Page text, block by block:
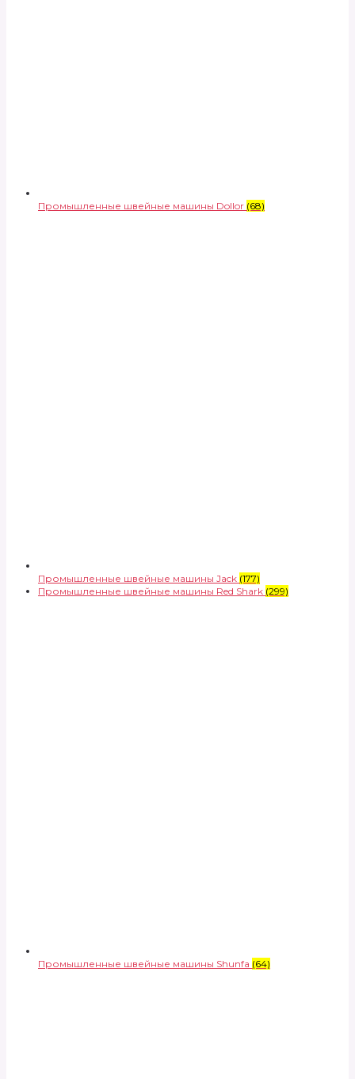
Промышленные швейные машины Dollor (68)
Промышленные швейные машины Jack (177)
Промышленные швейные машины Red Shark (299)
Промышленные швейные машины Shunfa (64)